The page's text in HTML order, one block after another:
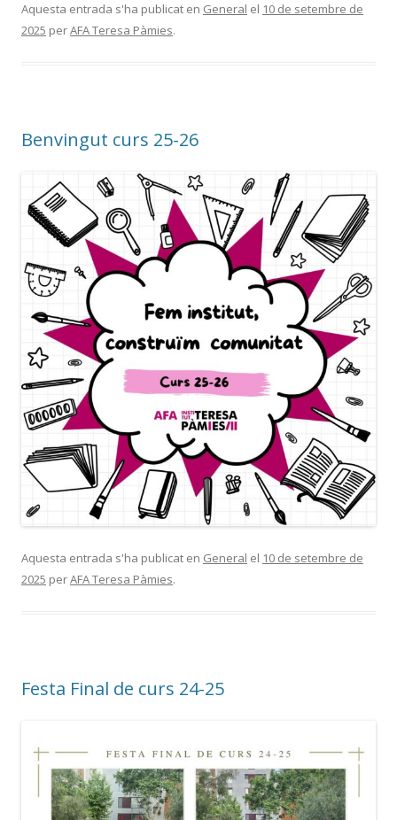
Aquesta entrada s'ha publicat en General el 10 de setembre de
2025 perAFA Teresa Pàmies.
Benvingut curs 25-26
Aquesta entrada s'ha publicat en General el 10 de setembre de
2025 perAFA Teresa Pàmies.
Festa Final de curs 24-25